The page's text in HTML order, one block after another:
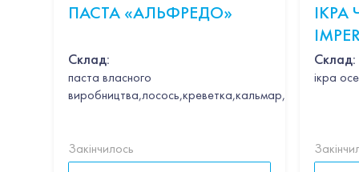
ПАСТА «АЛЬФРЕДО»
Склад:
паста власного
Закінчилось
Склад:
ікра